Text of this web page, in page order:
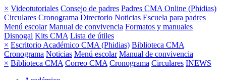
× Videotutoriales Consejo de padres Padres CMA Online (Phidias)
Circulares Cronograma Directorio Noticias Escuela para padres
Menú escolar Manual de convivencia Formatos y manuales
Disnogal Kits CMA Lista de útiles
× Escritorio Académico CMA (Phidias) Biblioteca CMA
Cronograma Noticias Menú escolar Manual de convivencia
× Biblioteca CMA Correo CMA Cronograma Circulares INEWS